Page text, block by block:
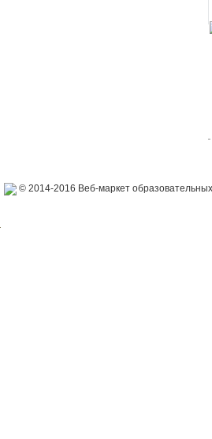
© 2014-2016 Веб-маркет образовательных